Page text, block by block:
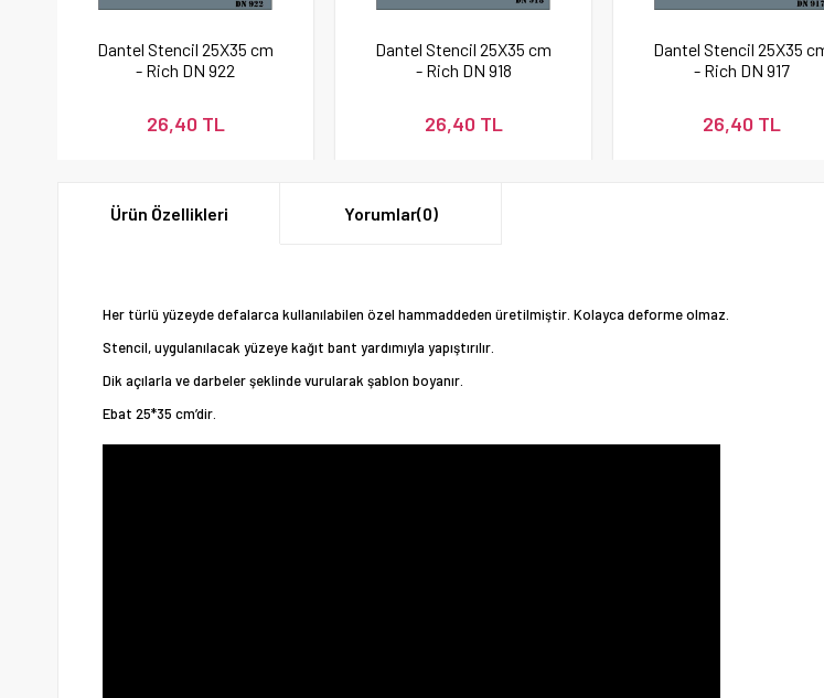
Dantel Stencil 25X35 cm
- Rich DN 922
26,40 TL
Dantel Stencil 25X35 cm
- Rich DN 918
26,40 TL
Dantel Stencil 25X35
- Rich DN 917
26,40 TL
Ürün Özellikleri Yorumlar(0)
Her türlü yüzeyde defalarca kullanılabilen özel hammaddeden üretilmiştir. Kolayca deforme olmaz.
Stencil, uygulanılacak yüzeye kağıt bant yardımıyla yapıştırılır.
Dik açılarla ve darbeler şeklinde vurularak şablon boyanır.
Ebat 25*35 cm’dir.